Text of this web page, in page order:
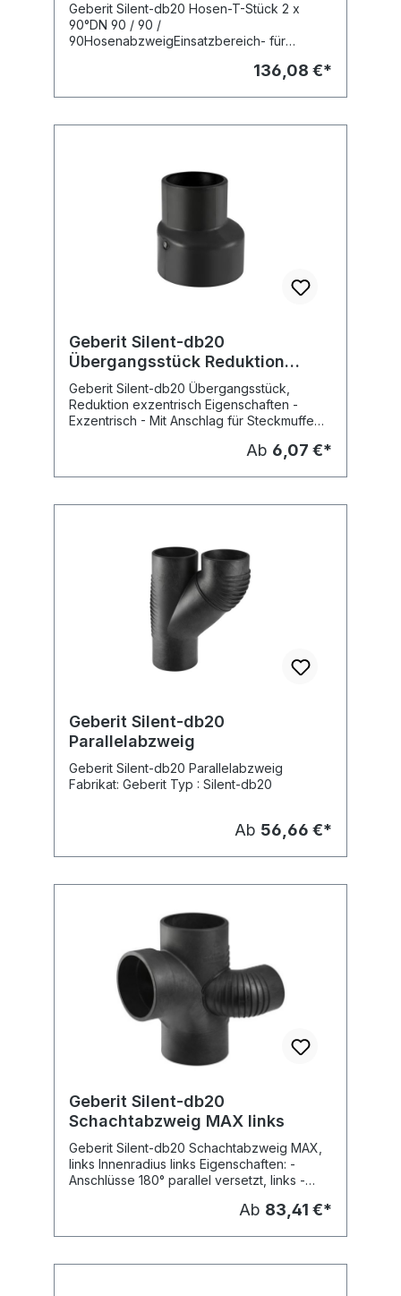
Geberit Silent-db20 Hosen-T-Stück 2 x
90°DN 90 / 90 /
90HosenabzweigEinsatzbereich- für
136,08 €*
Geberit Silent-db20
Übergangsstück Reduktion
exzentrisch
Geberit Silent-db20 Übergangsstück,
Reduktion exzentrisch Eigenschaften -
Exzentrisch - Mit Anschlag für Steckmuffe
Ab 6,07 €*
Geberit Silent-db20
Parallelabzweig
Geberit Silent-db20 Parallelabzweig
Fabrikat: Geberit Typ : Silent-db20
Ab 56,66 €*
Geberit Silent-db20
Schachtabzweig MAX links
Geberit Silent-db20 Schachtabzweig MAX,
links Innenradius links Eigenschaften: -
Anschlüsse 180° parallel versetzt, links -
Ab 83,41 €*